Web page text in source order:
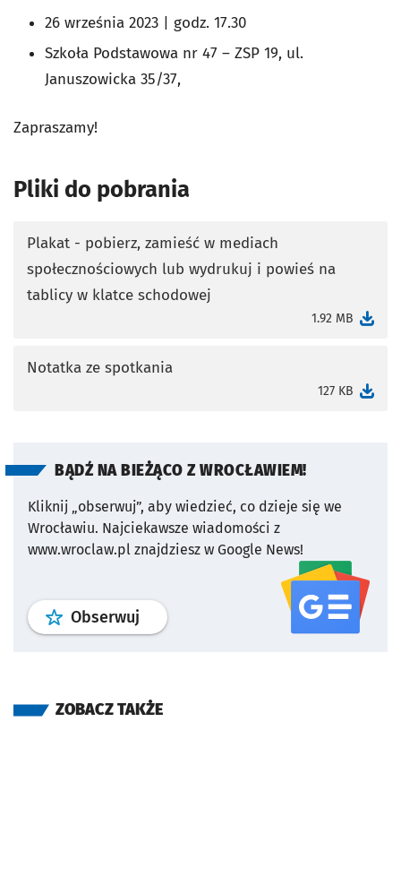
26 września 2023 | godz. 17.30
Szkoła Podstawowa nr 47 – ZSP 19, ul.
Januszowicka 35/37,
Zapraszamy!
Pliki do pobrania
Plakat - pobierz, zamieść w mediach
społecznościowych lub wydrukuj i powieś na
tablicy w klatce schodowej
1.92 MB
otworzy się w nowej karcie
Notatka ze spotkania
127 KB
BĄDŹ NA BIEŻĄCO Z WROCŁAWIEM!
Kliknij „obserwuj”, aby wiedzieć, co dzieje się we
Wrocławiu. Najciekawsze wiadomości z
www.wroclaw.pl znajdziesz w Google News!
Obserwuj profil serwisu
ZOBACZ TAKŻE